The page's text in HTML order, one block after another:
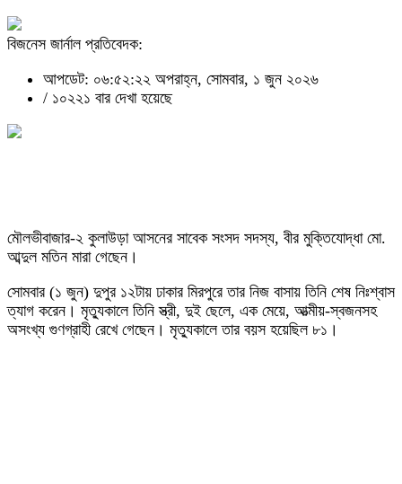
বিজনেস জার্নাল প্রতিবেদক:
আপডেট: ০৬:৫২:২২ অপরাহ্ন, সোমবার, ১ জুন ২০২৬
/ ১০২২১ বার দেখা হয়েছে
মৌলভীবাজার-২ কুলাউড়া আসনের সাবেক সংসদ সদস্য, বীর মুক্তিযোদ্ধা মো.
আব্দুল মতিন মারা গেছেন।
সোমবার (১ জুন) দুপুর ১২টায় ঢাকার মিরপুরে তার নিজ বাসায় তিনি শেষ নিঃশ্বাস
ত্যাগ করেন। মৃত্যুকালে তিনি স্ত্রী, দুই ছেলে, এক মেয়ে, আত্মীয়-স্বজনসহ
অসংখ্য গুণগ্রাহী রেখে গেছেন। মৃত্যুকালে তার বয়স হয়েছিল ৮১।